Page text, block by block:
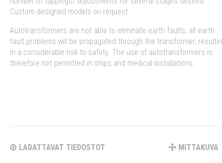
Custom designed models on request.
Autotransformers are not able to eliminate earth faults, all earth
fault problems will be propagated through the transformer,
in a considerable risk to safety. The use of autotransformers is
therefore not permitted in ships and medical installations.
LADATTAVAT TIEDOSTOT MITTAKUVA